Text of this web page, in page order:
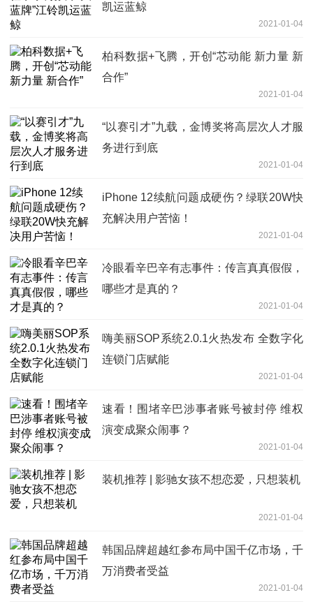
凯运蓝鲸
2021-01-04
柏科数据+飞腾，开创“芯动能 新力量 新
合作”
2021-01-04
“以赛引才”九载，金博奖将高层次人才服
务进行到底
2021-01-04
iPhone 12续航问题成硬伤？绿联20W快
充解决用户苦恼！
2021-01-04
冷眼看辛巴辛有志事件：传言真真假假，
哪些才是真的？
2021-01-04
嗨美丽SOP系统2.0.1火热发布 全数字化
连锁门店赋能
2021-01-04
速看！围堵辛巴涉事者账号被封停 维权
演变成聚众闹事？
2021-01-04
装机推荐 | 影驰女孩不想恋爱，只想装机
2021-01-04
韩国品牌超越红参布局中国千亿市场，千
万消费者受益
2021-01-04